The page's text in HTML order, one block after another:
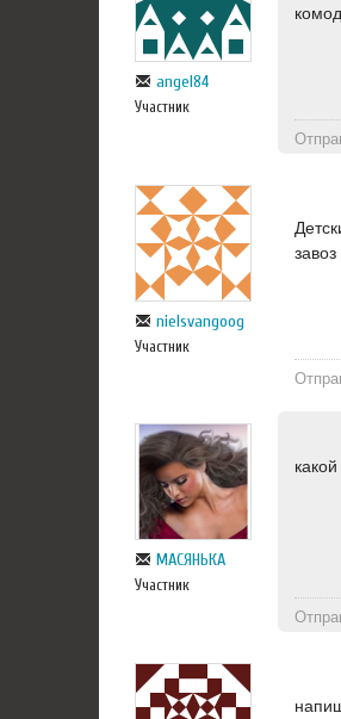
angel84
Участник
nielsvangoog
Участник
МАСЯНЬКА
Участник